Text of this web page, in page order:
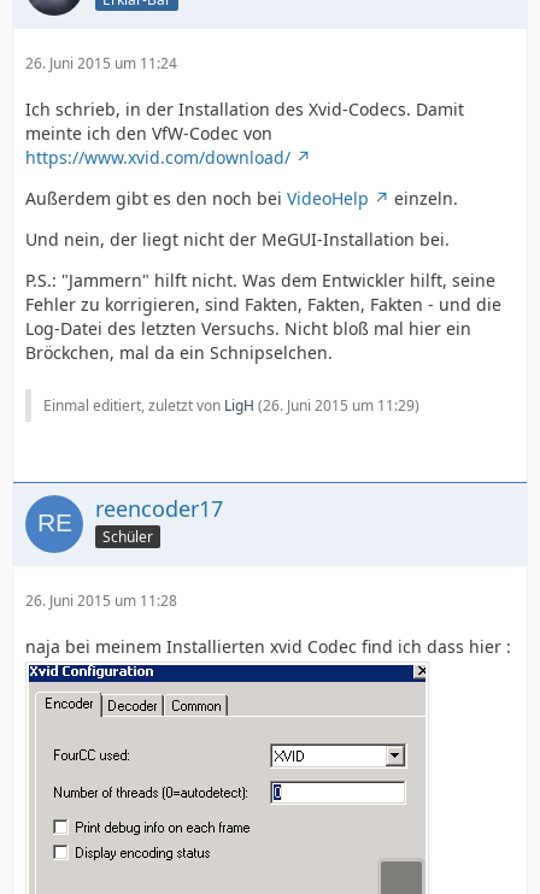
26. Juni 2015 um 11:24
Ich schrieb, in der Installation des Xvid-Codecs. Damit
meinte ich den VfW-Codec von
https://www.xvid.com/download/
Außerdem gibt es den noch bei VideoHelp
einzeln.
Und nein, der liegt nicht der MeGUI-Installation bei.
P.S.: "Jammern" hilft nicht. Was dem Entwickler hilft, seine
Fehler zu korrigieren, sind Fakten, Fakten, Fakten - und die
Log-Datei des letzten Versuchs. Nicht bloß mal hier ein
Bröckchen, mal da ein Schnipselchen.
Einmal editiert, zuletzt von LigH (26. Juni 2015 um 11:29)
reencoder17
Schüler
26. Juni 2015 um 11:28
naja bei meinem Installierten xvid Codec find ich dass hier :